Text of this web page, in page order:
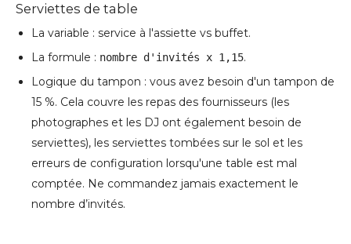
Serviettes de table
La variable : service à l'assiette vs buffet.
La formule : nombre d'invités x 1,15.
Logique du tampon : vous avez besoin d'un tampon de
15 %. Cela couvre les repas des fournisseurs (les
photographes et les DJ ont également besoin de
serviettes), les serviettes tombées sur le sol et les
erreurs de configuration lorsqu'une table est mal
comptée. Ne commandez jamais exactement le
nombre d’invités.